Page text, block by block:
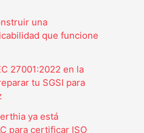
una
que funcione
27001:2022 en la
tu SGSI para
ya está
para certificar ISO